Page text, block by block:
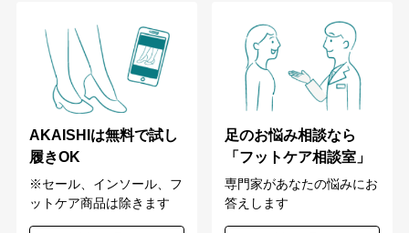
AKAISHIは無料で試し
履きOK
※セール、インソール、フ
ットケア商品は除きます
足のお悩み相談なら
「フットケア相談室」
専門家があなたの悩みにお
答えします